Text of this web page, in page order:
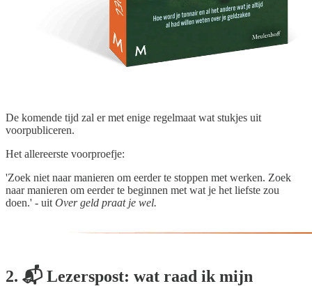
De komende tijd zal er met enige regelmaat wat stukjes uit
voorpubliceren.
Het allereerste voorproefje:
'Zoek niet naar manieren om eerder te stoppen met werken. Zoek
naar manieren om eerder te beginnen met wat je het liefste zou
doen.' - uit Over geld praat je wel.
2. 📬 Lezerspost: wat raad ik mijn